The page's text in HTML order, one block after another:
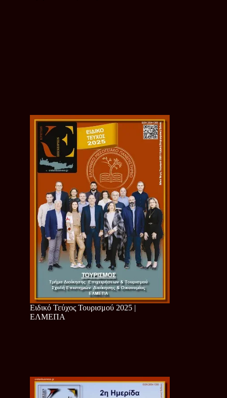
Ειδικό Τεύχος Τουρισμού 2025 |
ΕΛΜΕΠΑ